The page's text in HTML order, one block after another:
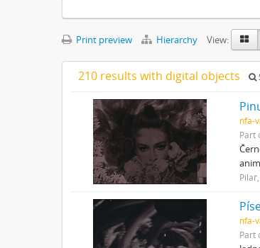
Print preview Hierarchy View:
210 results with digital objects
nfa-
Part
nfa-
Part